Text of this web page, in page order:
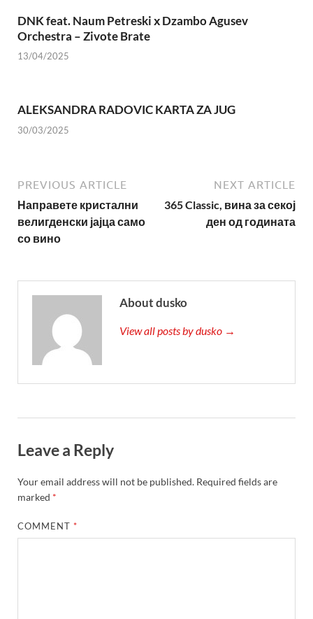
DNK feat. Naum Petreski х Dzambo Agusev
Orchestra – Zivote Brate
13/04/2025
ALEKSANDRA RADOVIC KARTA ZA JUG
30/03/2025
PREVIOUS ARTICLE
Направете кристални
велигденски јајца само
со вино
NEXT ARTICLE
365 Classic, вина за секој
ден од годината
About dusko
View all posts by dusko →
Leave a Reply
Your email address will not be published. Required fields are
marked *
COMMENT*